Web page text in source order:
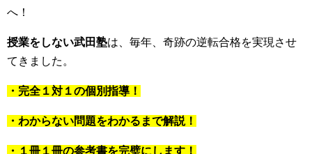
へ！
授業をしない武田塾は、毎年、奇跡の逆転合格を実現させ
てきました。
・完全１対１の個別指導！
・わからない問題をわかるまで解説！
・１冊１冊の参考書を完璧にします！